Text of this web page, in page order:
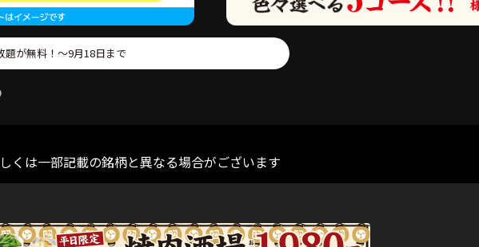
込4,500円〜
くは一部記載の銘柄と異なる場合がございます